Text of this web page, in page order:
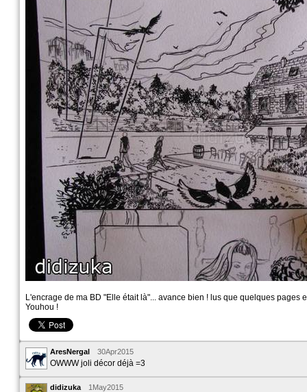
L'encrage de ma BD "Elle était là"... avance bien ! lus que quelques pages
Youhou !
AresNergal 30Apr2015
OWWW joli décor déjà =3
didizuka 1May2015